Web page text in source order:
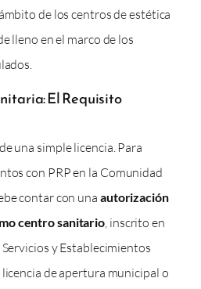
de los centros de estética
lleno en el marco de los
El Requisito
una simple licencia. Para
con PRP en la Comunidad
contar con una autorización
centro sanitario, inscrito en
y Establecimientos
licencia de apertura municipal o